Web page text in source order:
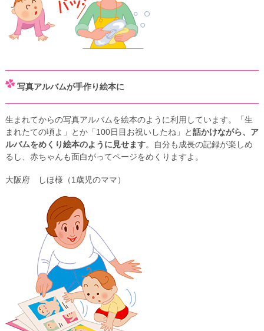
写真アルバムが手作り絵本に
生まれてからの写真アルバムを絵本のように利用しています。「生
まれたての頃よ」とか「100日目お祝いしたね」と話かけながら、ア
ルバムをめくり絵本のように見せます。自分も成長の記録が楽しめ
るし、赤ちゃんも面白がってページをめくりますよ。
大阪府 しほ様（1歳児のママ）